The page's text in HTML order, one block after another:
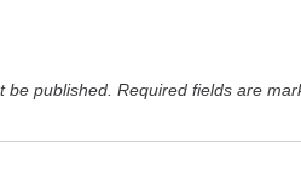
be published. Required fields are